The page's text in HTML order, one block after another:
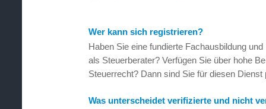
Wer kann sich registrieren?
Haben Sie eine fundierte Fachausbildung
als Steuerberater? Verfügen Sie über hohe
Steuerrecht? Dann sind Sie für diesen Dienst
Was unterscheidet verifizierte und nicht